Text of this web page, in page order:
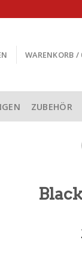
WARENKORB /
ZUBEHÖR